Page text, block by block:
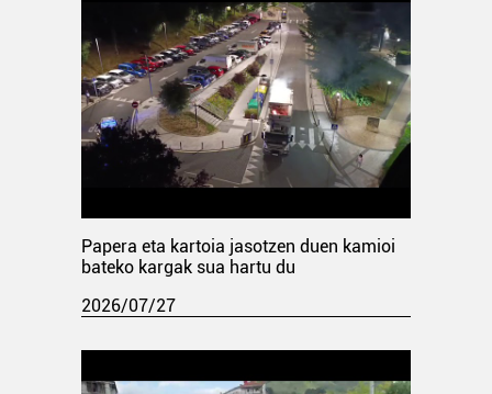
Papera eta kartoia jasotzen duen kamioi
bateko kargak sua hartu du
2026/07/27